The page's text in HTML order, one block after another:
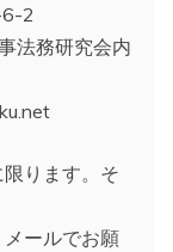
2
法務研究会内
ります。そ
ールでお願